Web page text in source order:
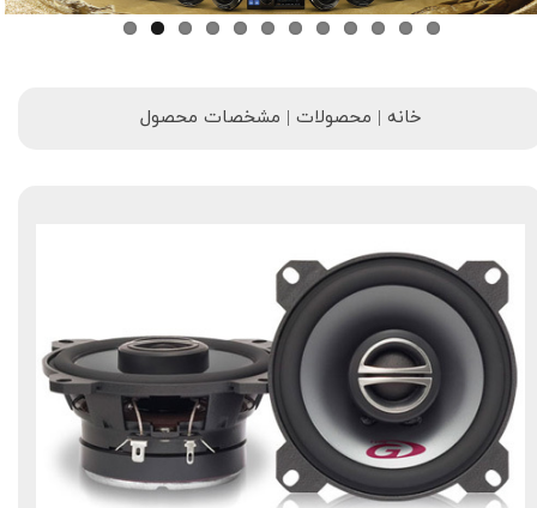
خانه | محصولات | مشخصات محصول